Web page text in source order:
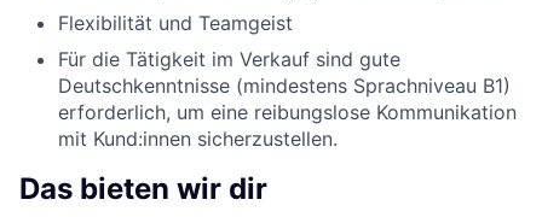
Flexibilität und Teamgeist
Für die Tätigkeit im Verkauf sind gute
Deutschkenntnisse (mindestens Sprachniveau B1)
erforderlich, um eine reibungslose Kommunikation
mit Kund:innen sicherzustellen.
Das bieten wir dir